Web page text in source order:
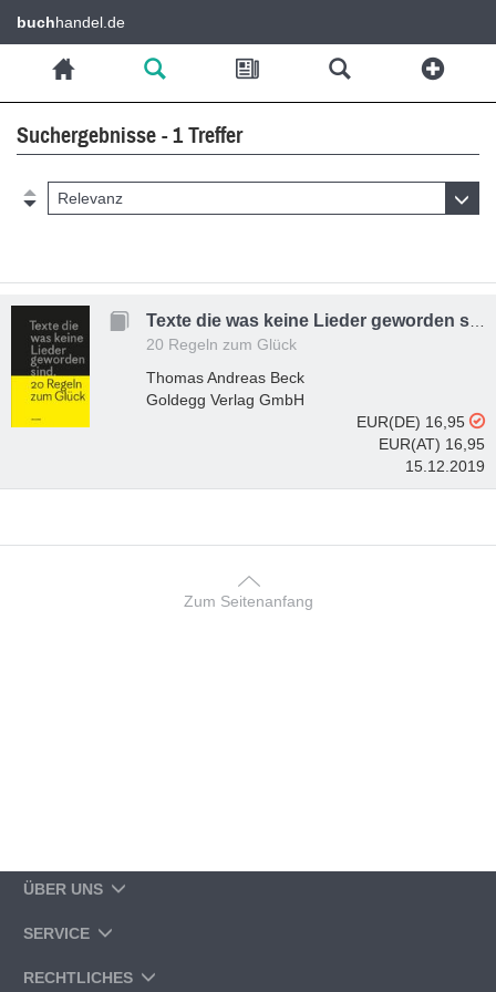
buchhandel.de
Suchergebnisse - 1 Treffer
Relevanz
20 Regeln zum Glück
Thomas Andreas Beck
Goldegg Verlag GmbH
EUR(DE) 16,95
EUR(AT) 16,95
15.12.2019
Zum Seitenanfang
ÜBER UNS
SERVICE
RECHTLICHES